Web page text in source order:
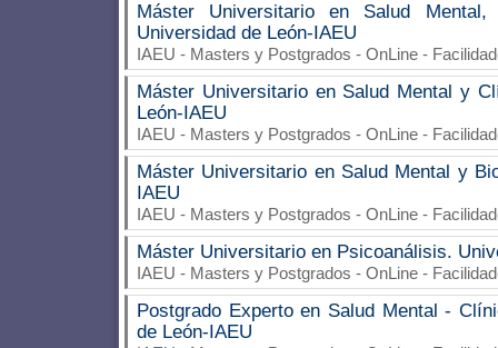
Máster Universitario en Salud
Universidad de León-IAEU
IAEU - Masters y Postgrados - OnLine -
Máster Universitario en Salud Mental y
León-IAEU
IAEU - Masters y Postgrados - OnLine -
Máster Universitario en Salud Mental y
IAEU
IAEU - Masters y Postgrados - OnLine -
Máster Universitario en Psicoanálisis.
IAEU - Masters y Postgrados - OnLine -
Postgrado Experto en Salud Mental -
de León-IAEU